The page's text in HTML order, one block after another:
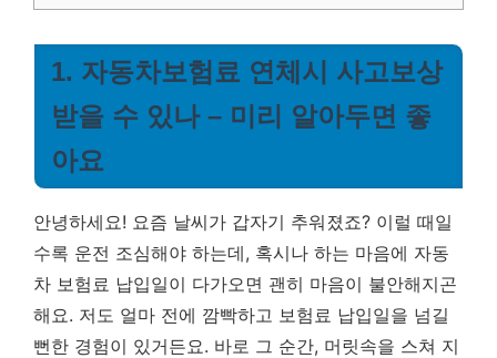
1. 자동차보험료 연체시 사고보상
받을 수 있나 – 미리 알아두면 좋
아요
안녕하세요! 요즘 날씨가 갑자기 추워졌죠? 이럴 때일
수록 운전 조심해야 하는데, 혹시나 하는 마음에 자동
차 보험료 납입일이 다가오면 괜히 마음이 불안해지곤
해요. 저도 얼마 전에 깜빡하고 보험료 납입일을 넘길
뻔한 경험이 있거든요. 바로 그 순간, 머릿속을 스쳐 지